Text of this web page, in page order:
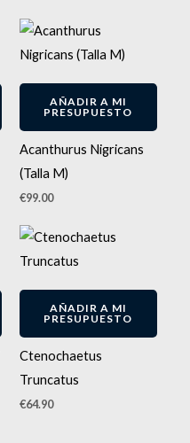
AÑADIR A MI
PRESUPUESTO
Acanthurus Nigricans
(Talla M)
€99.00
AÑADIR A MI
PRESUPUESTO
Ctenochaetus
Truncatus
€64.90